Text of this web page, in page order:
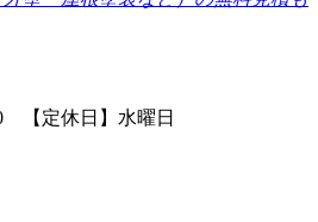
【定休日】水曜日